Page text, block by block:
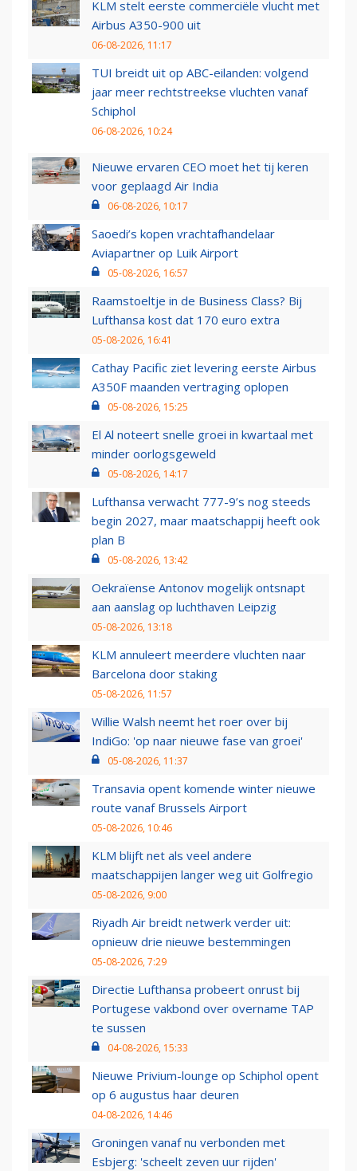
KLM stelt eerste commerciële vlucht met
Airbus A350-900 uit
06-08-2026, 11:17
TUI breidt uit op ABC-eilanden: volgend
jaar meer rechtstreekse vluchten vanaf
Schiphol
06-08-2026, 10:24
Nieuwe ervaren CEO moet het tij keren
voor geplaagd Air India
06-08-2026, 10:17
Saoedi’s kopen vrachtafhandelaar
Aviapartner op Luik Airport
05-08-2026, 16:57
Raamstoeltje in de Business Class? Bij
Lufthansa kost dat 170 euro extra
05-08-2026, 16:41
Cathay Pacific ziet levering eerste Airbus
A350F maanden vertraging oplopen
05-08-2026, 15:25
El Al noteert snelle groei in kwartaal met
minder oorlogsgeweld
05-08-2026, 14:17
Lufthansa verwacht 777-9’s nog steeds
begin 2027, maar maatschappij heeft ook
plan B
05-08-2026, 13:42
Oekraïense Antonov mogelijk ontsnapt
aan aanslag op luchthaven Leipzig
05-08-2026, 13:18
KLM annuleert meerdere vluchten naar
Barcelona door staking
05-08-2026, 11:57
Willie Walsh neemt het roer over bij
IndiGo: 'op naar nieuwe fase van groei'
05-08-2026, 11:37
Transavia opent komende winter nieuwe
route vanaf Brussels Airport
05-08-2026, 10:46
KLM blijft net als veel andere
maatschappijen langer weg uit Golfregio
05-08-2026, 9:00
Riyadh Air breidt netwerk verder uit:
opnieuw drie nieuwe bestemmingen
05-08-2026, 7:29
Directie Lufthansa probeert onrust bij
Portugese vakbond over overname TAP
te sussen
04-08-2026, 15:33
Nieuwe Privium-lounge op Schiphol opent
op 6 augustus haar deuren
04-08-2026, 14:46
Groningen vanaf nu verbonden met
Esbjerg: 'scheelt zeven uur rijden'